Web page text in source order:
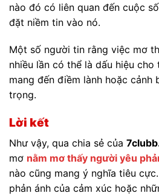
nào đó có liên quan đến cuộc
đặt niềm tin vào nó.
Một số người tin rằng việc mơ
nhiều lần có thể là dấu hiệu
mang đến điềm lành hoặc cảnh
trọng.
Lời kết
Như vậy, qua chia sẻ của
mơ nằm mơ thấy người yêu
nào cũng mang ý nghĩa tiêu
phản ánh của cảm xúc hoặc